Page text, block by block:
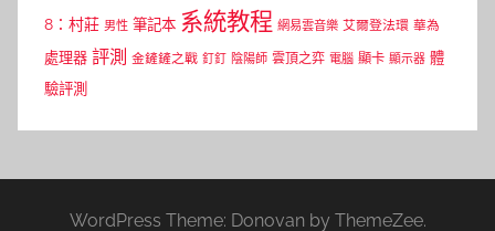
8：村莊 男性 筆記本 系統教程 網易雲音樂 艾爾登法環 華為
處理器 評測 金鏟鏟之戰 釘釘 陰陽師 雲頂之弈 電腦 顯卡 顯示器 體
驗評測
WordPress Theme: Donovan by ThemeZee.